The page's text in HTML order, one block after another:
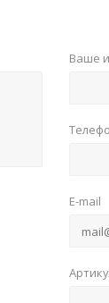
Ваше
E-mail